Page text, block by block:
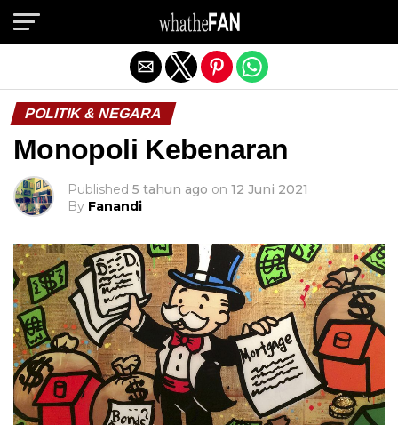
POLITIK & NEGARA
Monopoli Kebenaran
Published 5 tahun ago on 12 Juni 2021
By Fanandi
Exit mobile version